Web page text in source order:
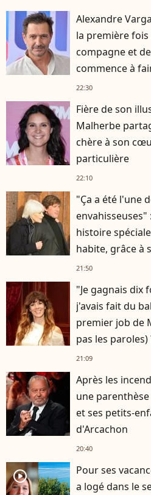
Alexandre
la première fois
compagne et
commence à
22:30
Fière de son
Malherbe
chère à son
particulière
22:10
"Ça a été l'une
histoire
habite, grâce à
Hardy
21:50
"Je gagnais dix
j'avais fait du
premier job de
pas les paroles)
21:09
Après les
une
et ses petits-
d'Arcachon
20:40
player2
Pour ses
a logé dans le